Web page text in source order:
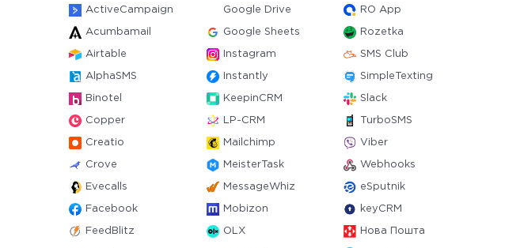
ActiveCampaign Google Drive RO App
Acumbamail Google Sheets Rozetka
Airtable Instagram SMS Club
AlphaSMS Instantly SimpleTexting
Binotel KeepinCRM Slack
Copper LP-CRM TurboSMS
Creatio Mailchimp Viber
Crove MeisterTask Webhooks
Evecalls MessageWhiz eSputnik
Facebook Mobizon keyCRM
FeedBlitz OLX Нова Пошта